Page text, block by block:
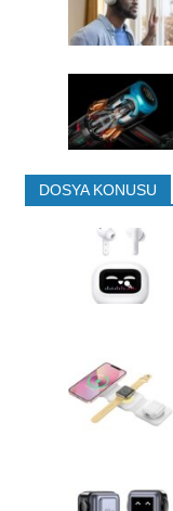
DOSYA KONUSU